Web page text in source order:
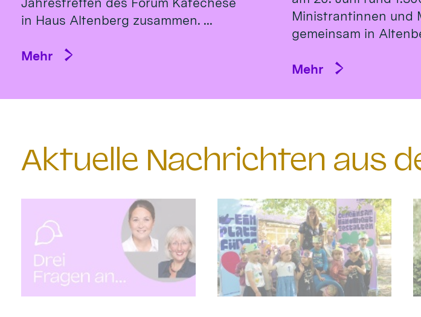
in Haus Altenberg zusammen. ...
Mehr
Ministrantinnen und
gemeinsam in
Mehr
Aktuelle Nachrichten aus